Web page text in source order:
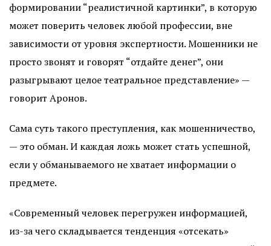
формировании “реалистичной картинки”, в которую
может поверить человек любой профессии, вне
зависимости от уровня экспертности. Мошенники не
просто звонят и говорят “отдайте денег”, они
разыгрывают целое театральное представление» —
говорит Аронов.
Сама суть такого преступления, как мошенничество,
— это обман. И каждая ложь может стать успешной,
если у обманываемого не хватает информации о
предмете.
«Современный человек перегружен информацией,
из-за чего складывается тенденция «отсекать»